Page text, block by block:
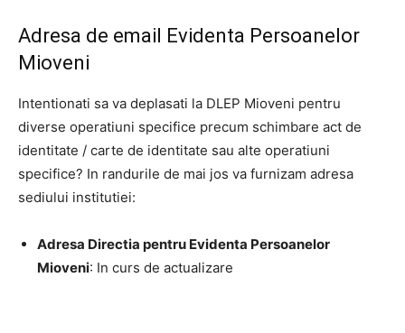
Adresa de email Evidenta Persoanelor
Mioveni
Intentionati sa va deplasati la DLEP Mioveni pentru
diverse operatiuni specifice precum schimbare act de
identitate / carte de identitate sau alte operatiuni
specifice? In randurile de mai jos va furnizam adresa
sediului institutiei:
Adresa Directia pentru Evidenta Persoanelor
Mioveni: In curs de actualizare